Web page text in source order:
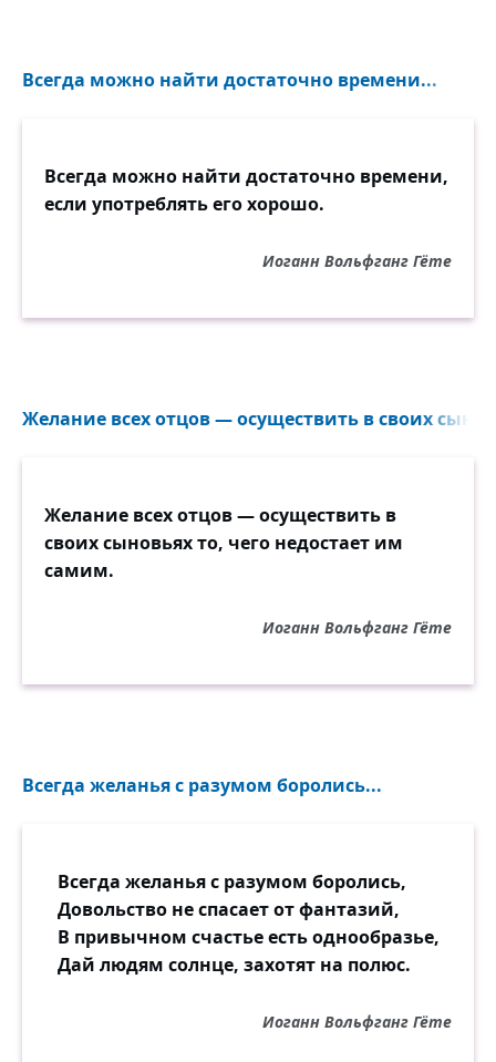
Всегда можно найти достаточно времени...
Всегда можно найти достаточно времени,
если употреблять его хорошо.
Иоганн Вольфганг Гёте
Желание всех отцов — осуществить в своих
Желание всех отцов — осуществить в
своих сыновьях то, чего недостает им
самим.
Иоганн Вольфганг Гёте
Всегда желанья с разумом боролись...
Всегда желанья с разумом боролись,
Довольство не спасает от фантазий,
В привычном счастье есть однообразье,
Дай людям солнце, захотят на полюс.
Иоганн Вольфганг Гёте